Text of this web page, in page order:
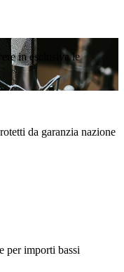
in esclusiva le
da garanzia nazione
per importi bassi